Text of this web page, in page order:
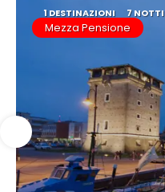
1 DESTINAZIONI 7 NOTTI
Mezza Pensione